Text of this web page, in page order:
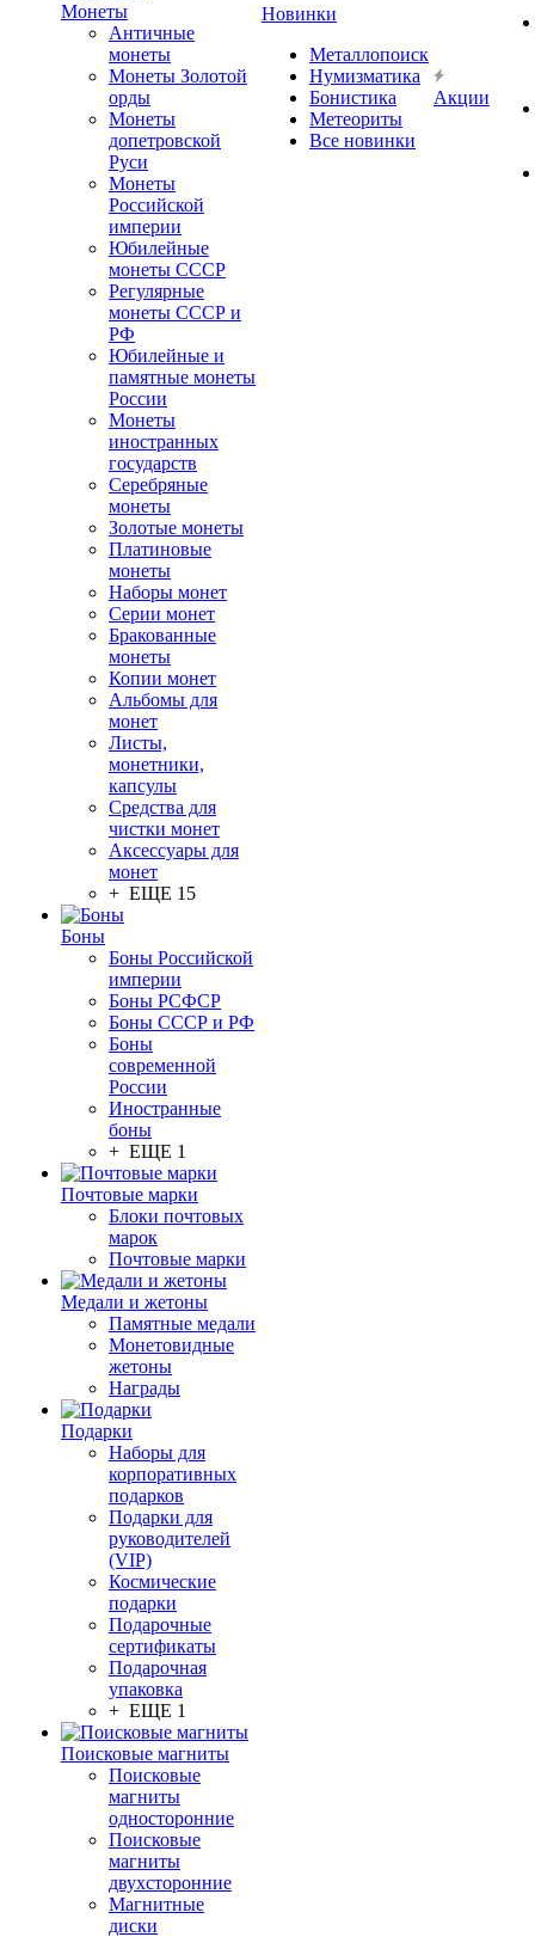
Монеты
Античные
монеты
Монеты Золотой
орды
Монеты
допетровской
Руси
Монеты
Российской
империи
Юбилейные
монеты СССР
Регулярные
монеты СССР и
РФ
Юбилейные и
памятные монеты
России
Монеты
иностранных
государств
Серебряные
монеты
Золотые монеты
Платиновые
монеты
Наборы монет
Серии монет
Бракованные
монеты
Копии монет
Альбомы для
монет
Листы,
монетники,
капсулы
Средства для
чистки монет
Аксессуары для
монет
+ ЕЩЕ 15
Боны
Боны Российской
империи
Боны РСФСР
Боны СССР и РФ
Боны
современной
России
Иностранные
боны
+ ЕЩЕ 1
Почтовые марки
Блоки почтовых
марок
Почтовые марки
Медали и жетоны
Памятные медали
Монетовидные
жетоны
Награды
Подарки
Наборы для
корпоративных
подарков
Подарки для
руководителей
(VIP)
Космические
подарки
Подарочные
сертификаты
Подарочная
упаковка
+ ЕЩЕ 1
Поисковые магниты
Поисковые
магниты
односторонние
Поисковые
магниты
двухсторонние
Магнитные
диски
Новинки
Металлопоиск
Нумизматика
Бонистика
Метеориты
Все новинки
Акции